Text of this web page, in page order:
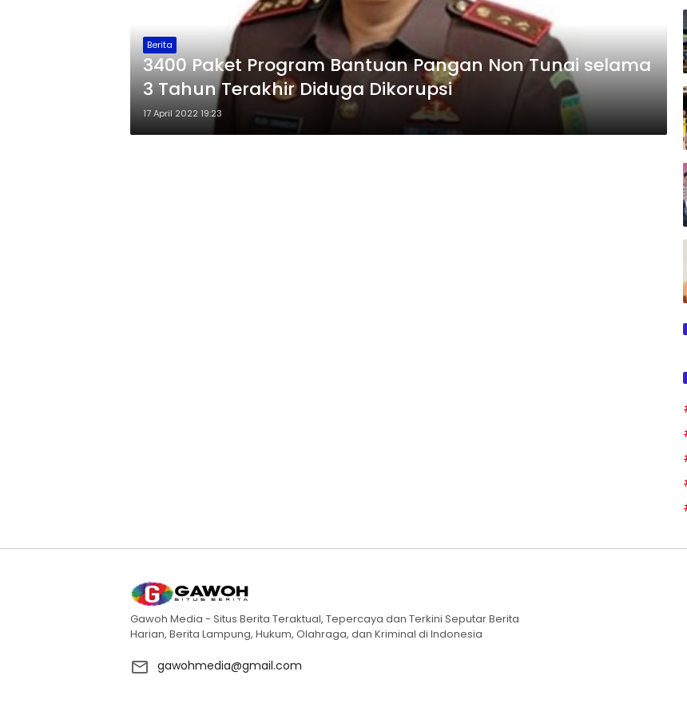
Berita
3400 Paket Program Bantuan Pangan Non Tunai selama
3 Tahun Terakhir Diduga Dikorupsi
17 April 2022 19:23
Gawoh Media - Situs Berita Teraktual, Tepercaya dan Terkini Seputar Berita
Harian, Berita Lampung, Hukum, Olahraga, dan Kriminal di Indonesia
gawohmedia@gmail.com